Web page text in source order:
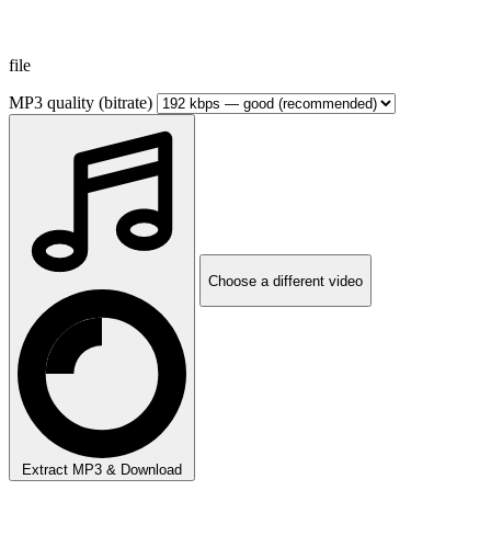
file
MP3 quality (bitrate)
Extract MP3 & Download
Choose a different video